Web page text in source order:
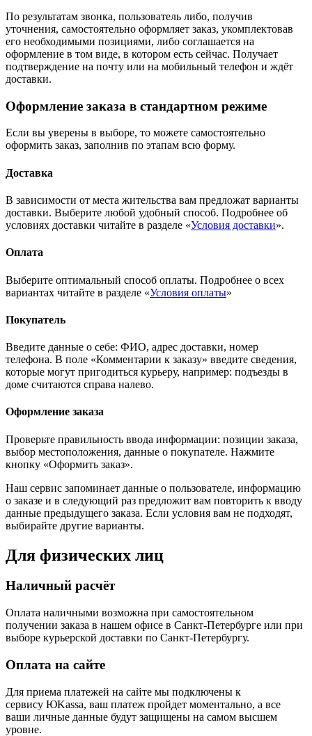
По результатам звонка, пользователь либо, получив
уточнения, самостоятельно оформляет заказ, укомплектовав
его необходимыми позициями, либо соглашается на
оформление в том виде, в котором есть сейчас. Получает
подтверждение на почту или на мобильный телефон и ждёт
доставки.
Оформление заказа в стандартном режиме
Если вы уверены в выборе, то можете самостоятельно
оформить заказ, заполнив по этапам всю форму.
Доставка
В зависимости от места жительства вам предложат варианты
доставки. Выберите любой удобный способ. Подробнее об
условиях доставки читайте в разделе «Условия доставки».
Оплата
Выберите оптимальный способ оплаты. Подробнее о всех
вариантах читайте в разделе «Условия оплаты»
Покупатель
Введите данные о себе: ФИО, адрес доставки, номер
телефона. В поле «Комментарии к заказу» введите сведения,
которые могут пригодиться курьеру, например: подъезды в
доме считаются справа налево.
Оформление заказа
Проверьте правильность ввода информации: позиции заказа,
выбор местоположения, данные о покупателе. Нажмите
кнопку «Оформить заказ».
Наш сервис запоминает данные о пользователе, информацию
о заказе и в следующий раз предложит вам повторить к вводу
данные предыдущего заказа. Если условия вам не подходят,
выбирайте другие варианты.
Для физических лиц
Наличный расчёт
Оплата наличными возможна при самостоятельном
получении заказа в нашем офисе в Санкт-Петербурге или при
выборе курьерской доставки по Санкт-Петербургу.
Оплата на сайте
Для приема платежей на сайте мы подключены к
сервису ЮKassa, ваш платеж пройдет моментально, а все
ваши личные данные будут защищены на самом высшем
уровне.